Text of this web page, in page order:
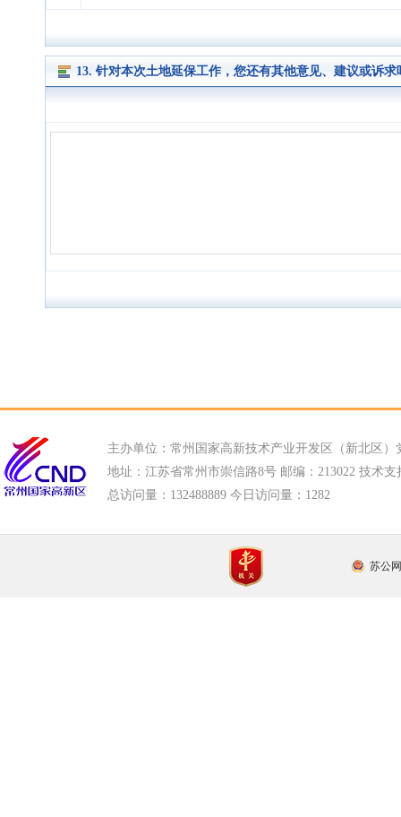
13. 针对本次土地延保工作，您还有其他意见、建议或诉求
主办单位：常州国家高新技术产业开发区（新北区）
地址：江苏省常州市崇信路8号 邮编：213022 技术支
总访问量： 132488889 今日访问量： 1282
苏公